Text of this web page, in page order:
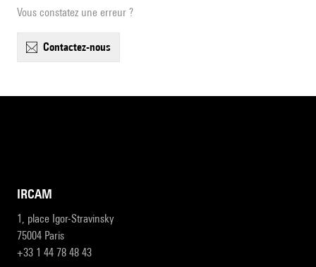
Vous constatez une erreur ?
contactez-nous
IRCAM
1, place Igor-Stravinsky
75004 Paris
+33 1 44 78 48 43